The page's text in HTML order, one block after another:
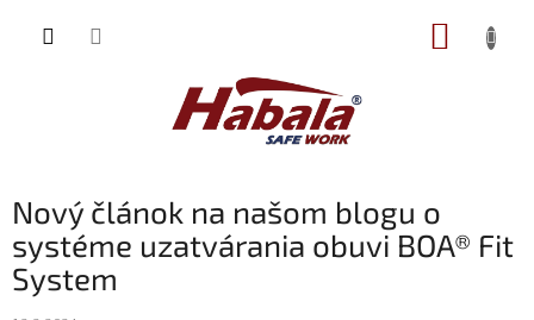
Nový článok na našom blogu o
systéme uzatvárania obuvi BOA® Fit
System